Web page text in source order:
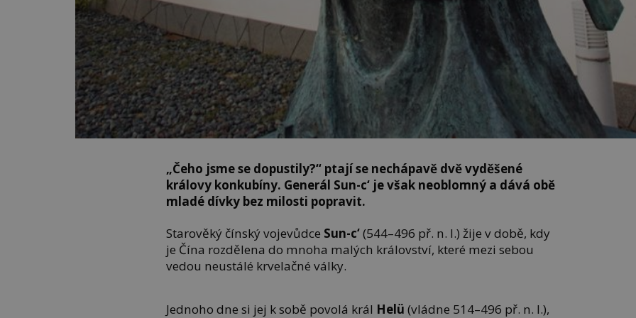
„Čeho jsme se dopustily?“ ptají se nechápavě dvě vyděšené
královy konkubíny. Generál Sun-c‘ je však neoblomný a dává obě
mladé dívky bez milosti popravit.
Starověký čínský vojevůdce Sun-c‘(544–496 př. n. l.) žije v době, kdy
je Čína rozdělena do mnoha malých království, které mezi sebou
vedou neustálé krvelačné války.
Jednoho dne si jej k sobě povolá král Helü(vládne 514–496 př. n. l.),